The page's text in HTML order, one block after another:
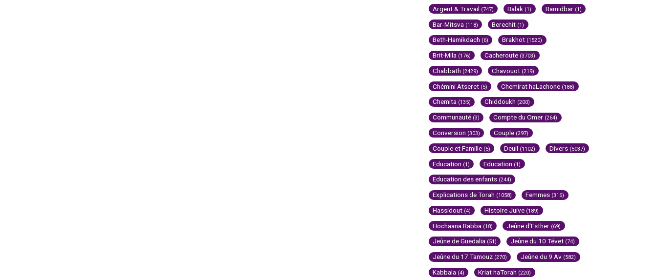
Argent & Travail (747) Balak (1) Bamidbar (1)
Bar-Mitsva (118) Berechit (1)
Beth-Hamikdach (6) Brakhot (1520)
Brit-Mila (176) Cacheroute (3703)
Chabbath (2429) Chavouot (219)
Chémini Atseret (5) Chemirat haLachone (188)
Chemita (135) Chiddoukh (200)
Communauté (3) Compte du Omer (264)
Conversion (303) Couple (297)
Couple et Famille (5) Deuil (1102) Divers (5037)
Education (1) Education (1)
Education des enfants (244)
Explications de Torah (1058) Femmes (316)
Hassidout (4) Histoire Juive (189)
Hochaana Rabba (18) Jeûne d'Esther (69)
Jeûne de Guedalia (51) Jeûne du 10 Tévet (74)
Jeûne du 17 Tamouz (270) Jeûne du 9 Av (582)
Kabbala (4) Kriat haTorah (220)